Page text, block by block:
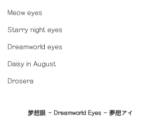
Meow eyes
Starry night eyes
Dreamworld eyes
Daisy in August
Drosera
梦想眼 - Dreamworld Eyes - 夢想アイ